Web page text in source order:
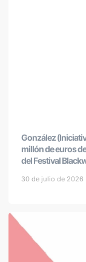
González
millón de euros
del Festival
30 de julio de 2026